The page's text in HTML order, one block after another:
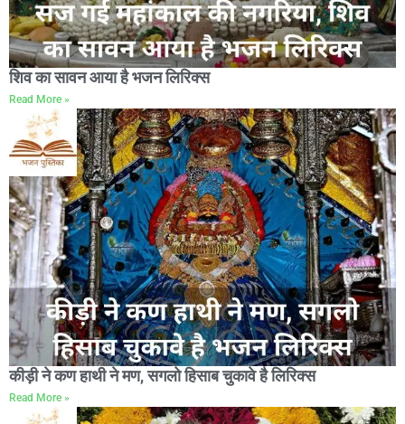
शिव का सावन आया है भजन लिरिक्स
Read More »
कीड़ी ने कण हाथी ने मण, सगलो हिसाब चुकावे है लिरिक्स
Read More »